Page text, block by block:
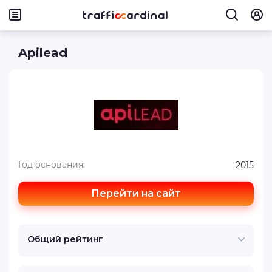
Apilead
Перейти на сайт
Год основания: 2015
Общий рейтинг